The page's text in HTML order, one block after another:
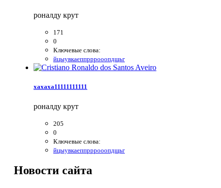
роналду крут
171
0
Ключевые слова:
йцыувкаеппрррооопдщьг
хахаха11111111111
роналду крут
205
0
Ключевые слова:
йцыувкаеппрррооопдщьг
Новости сайта